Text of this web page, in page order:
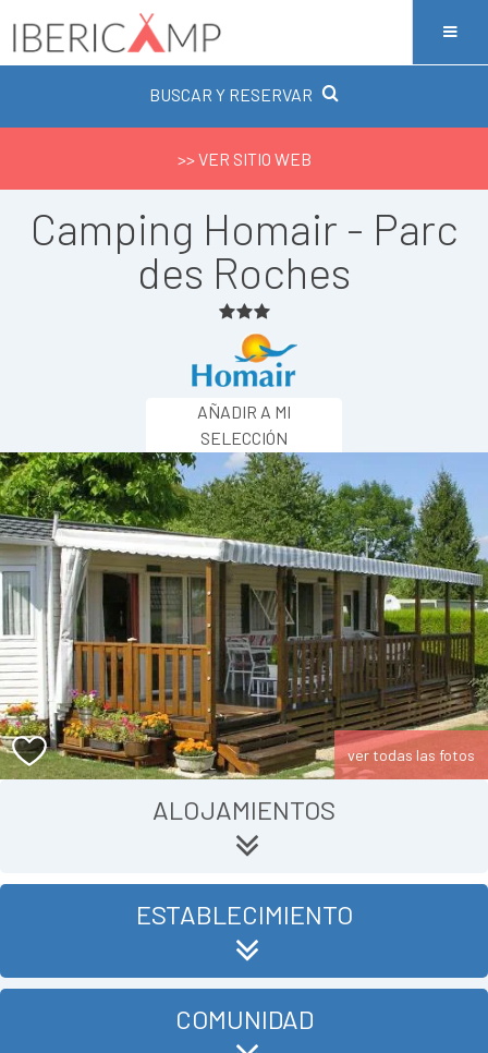
BUSCAR Y RESERVAR
>> VER SITIO WEB
Camping Homair - Parc
des Roches
AÑADIR A MI
SELECCIÓN
ver todas las fotos
ALOJAMIENTOS
ESTABLECIMIENTO
COMUNIDAD